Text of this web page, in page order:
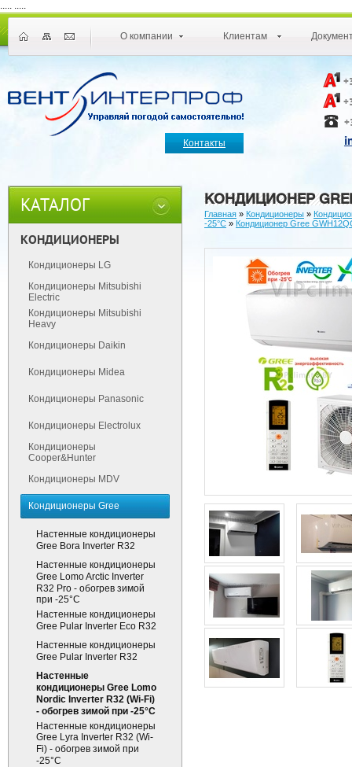
..... .....
О компании Клиентам
Контакты
КАТАЛОГ
КОНДИЦИОНЕРЫ
Кондиционеры LG
Кондиционеры Mitsubishi
Electric
Кондиционеры Mitsubishi
Heavy
Кондиционеры Daikin
Кондиционеры Midea
Кондиционеры Panasonic
Кондиционеры Electrolux
Кондиционеры
Cooper&Hunter
Кондиционеры MDV
Кондиционеры Gree
Настенные кондиционеры
Gree Bora Inverter R32
Настенные кондиционеры
Gree Lomo Arctic Inverter
R32 Pro - обогрев зимой
при -25°С
Настенные кондиционеры
Gree Pular Inverter Eco R32
Настенные кондиционеры
Gree Pular Inverter R32
Настенные
кондиционеры Gree Lomo
Nordic Inverter R32 (Wi-Fi)
- обогрев зимой при -25°С
Настенные кондиционеры
Gree Lyra Inverter R32 (Wi-
Fi) - обогрев зимой при
-25°С
КОНДИЦИОНЕР GREE
Главная » Кондиционеры »
-25°С » Кондиционер Gree